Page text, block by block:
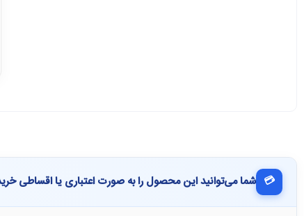
💳 شما می‌توانید این محصول را به صورت اعتباری یا اقساطی